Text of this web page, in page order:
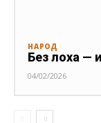
НАРОД
Без лоха —
04/02/2026